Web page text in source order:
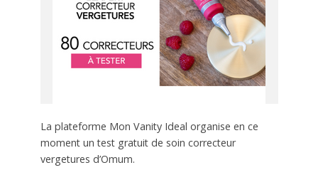
La plateforme Mon Vanity Ideal organise en ce
moment un test gratuit de soin correcteur
vergetures d’Omum.